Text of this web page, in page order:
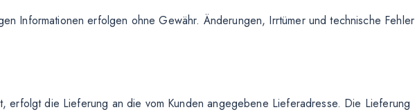
Informationen erfolgen ohne Gewähr. Änderungen, Irrtümer und technische Fehler
erfolgt die Lieferung an die vom Kunden angegebene Lieferadresse. Die Lieferung